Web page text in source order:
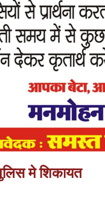
मे शिकायत